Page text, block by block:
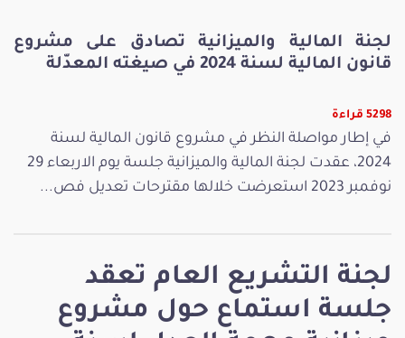
لجنة التشريع العام تعقد
جلسة استماع حول مشروع
لجنة المالية والميزانية تصادق على مشروع
قانون المالية لسنة 2024 في صيغته المعدّلة
5298 قراءة
في إطار مواصلة النظر في مشروع قانون المالية لسنة
2024، عقدت لجنة المالية والميزانية جلسة يوم الاربعاء 29
نوفمبر 2023 استعرضت خلالها مقترحات تعديل فص...